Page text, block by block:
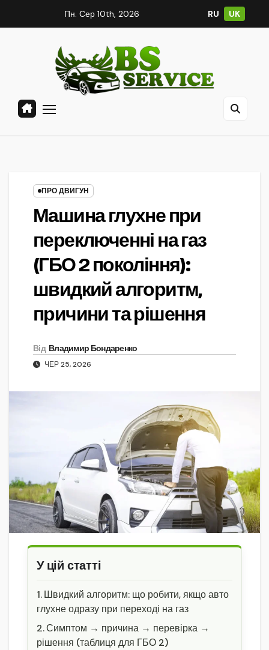
to
Пн. Сер 10th, 2026 RU UK
ПРО ДВИГУН
Машина глухне при
переключенні на газ
(ГБО 2 покоління):
швидкий алгоритм,
причини та рішення
Від Владимир Бондаренко
ЧЕР 25, 2026
У цій статті
Швидкий алгоритм: що робити, якщо авто
глухне одразу при переході на газ
Симптом → причина → перевірка →
рішення (таблиця для ГБО 2)